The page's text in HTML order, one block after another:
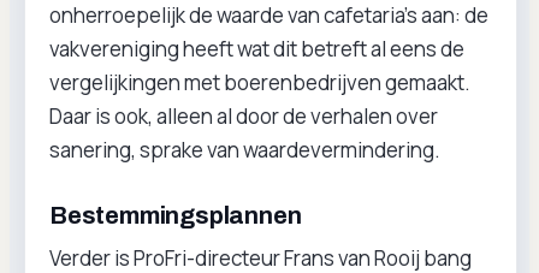
onherroepelijk de waarde van cafetaria’s aan: de
vakvereniging heeft wat dit betreft al eens de
vergelijkingen met boerenbedrijven gemaakt.
Daar is ook, alleen al door de verhalen over
sanering, sprake van waardevermindering.
Bestemmingsplannen
Verder is ProFri-directeur Frans van Rooij bang